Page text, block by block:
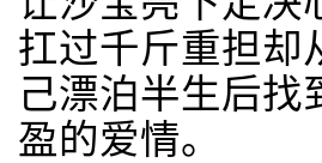
扛过千斤重担却
己漂泊半生后
盈的爱情。